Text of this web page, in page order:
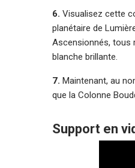
6. Visualisez cette
planétaire de
Ascensionnés, tous
blanche brillante.
7. Maintenant, au
que la Colonne
Support en